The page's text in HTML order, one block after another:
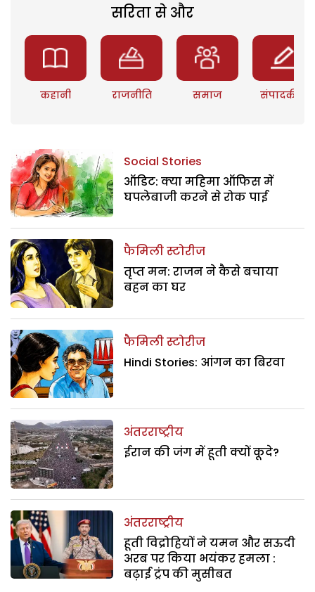
सरिता से और
कहानी राजनीति समाज संपादकीय
Social Stories
ऑडिट: क्या महिमा ऑफिस में
घपलेबाजी करने से रोक पाई
फैमिली स्टोरीज
तृप्त मन: राजन ने कैसे बचाया
बहन का घर
फैमिली स्टोरीज
Hindi Stories: आंगन का बिरवा
अंतरराष्ट्रीय
ईरान की जंग में हूती क्यों कूदे?
अंतरराष्ट्रीय
हूती विद्रोहियों ने यमन और सऊदी
अरब पर किया भयंकर हमला :
बढ़ाई ट्रंप की मुसीबत